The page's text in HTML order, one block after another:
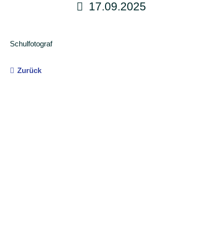
Schulverein
17.09.2025
Schulfotograf
Zurück